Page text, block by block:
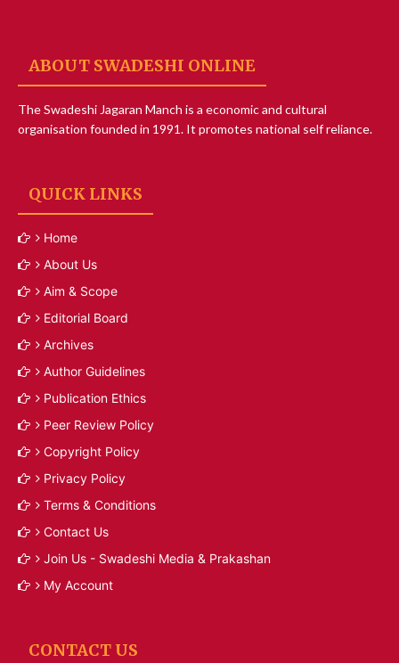
ABOUT SWADESHI ONLINE
The Swadeshi Jagaran Manch is a economic and cultural
organisation founded in 1991. It promotes national self reliance.
QUICK LINKS
Home
About Us
Aim & Scope
Editorial Board
Archives
Author Guidelines
Publication Ethics
Peer Review Policy
Copyright Policy
Privacy Policy
Terms & Conditions
Contact Us
Join Us - Swadeshi Media & Prakashan
My Account
CONTACT US